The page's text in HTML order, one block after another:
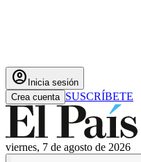
account_circle Inicia sesión
Crea cuenta SUSCRÍBETE
viernes, 7 de agosto de 2026